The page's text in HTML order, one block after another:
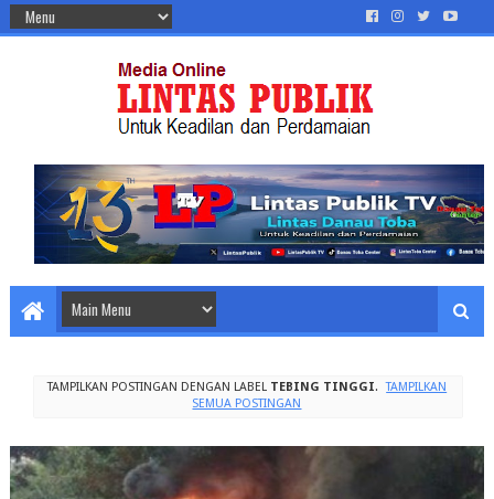
TAMPILKAN POSTINGAN DENGAN LABEL TEBING TINGGI.
TAMPILKAN
SEMUA POSTINGAN